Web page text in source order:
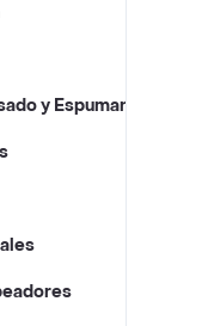
y Espumante